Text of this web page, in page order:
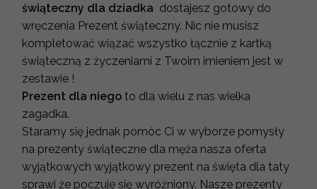
świąteczny dla dziadka dostajesz gotowy do
wręczenia Prezent świąteczny. Nic nie musisz
kompletować wiązać wszystko łącznie z kartką
świąteczną z życzeniami z Twoim imieniem jest w
zestawie !
Prezent dla niego to dla wielu z nas wielka
zagadka.
Staramy się jednak pomóc Ci w wyborze pomysły
na prezenty świąteczne dla męża nasza oferta
wyjątkowych wyjątkowy prezent na święta dla taty
sprawi że poczuje się wyróżniony. Nasze prezenty